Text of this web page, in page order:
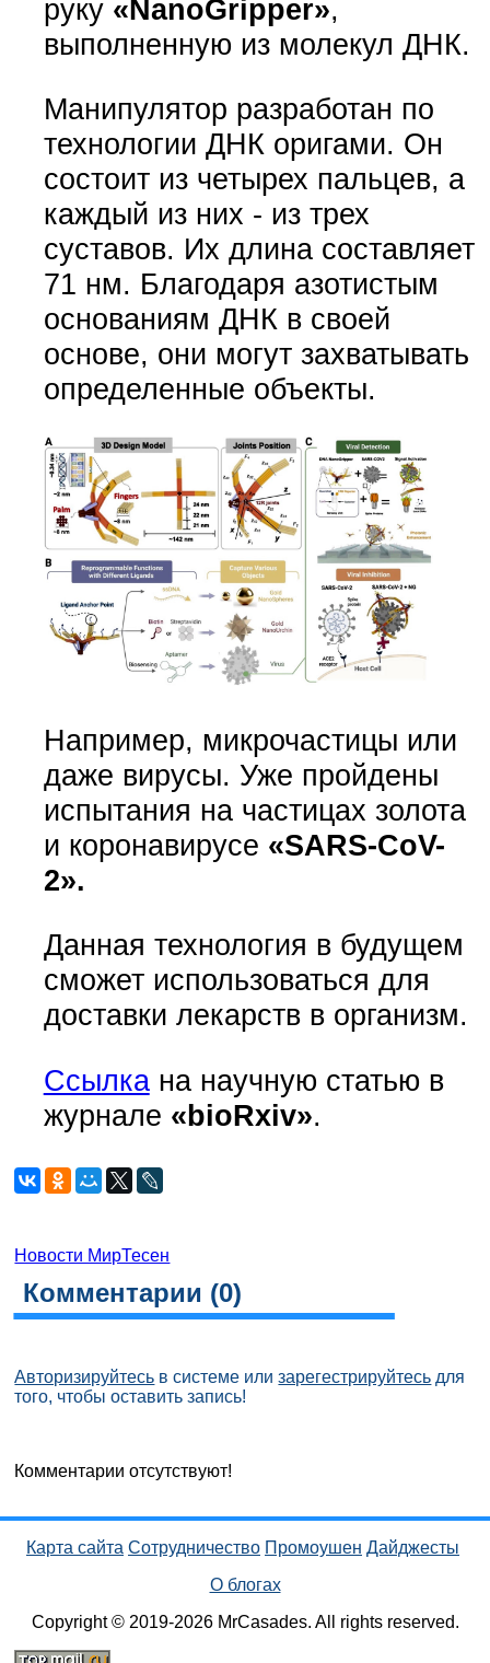
руку «NanoGripper»,
выполненную из молекул ДНК.
Манипулятор разработан по
технологии ДНК оригами. Он
состоит из четырех пальцев, а
каждый из них - из трех
суставов. Их длина составляет
71 нм. Благодаря азотистым
основаниям ДНК в своей
основе, они могут захватывать
определенные объекты.
Например, микрочастицы или
даже вирусы. Уже пройдены
испытания на частицах золота
и коронавирусе «SARS-CoV-
2».
Данная технология в будущем
сможет использоваться для
доставки лекарств в организм.
Ссылкана научную статью в
журнале «bioRxiv».
Новости МирТесен
Комментарии (0)
Авторизируйтесь в системе илизарегестрируйтесь для
того, чтобы оставить запись!
Комментарии отсутствуют!
Карта сайта Сотрудничество Промоушен Дайджесты
О блогах
Copyright © 2019-2026 MrCasades. All rights reserved.